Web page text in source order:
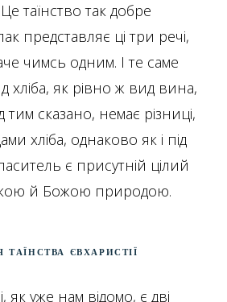
Це таїнство так добре
представляє ці три речі,
чимсь одним. І те саме
хліба, як рівно ж вид вина,
сказано, немає різниці,
хліба, однаково як і під
є присутній цілий
й Божою природою.
Таїнства Євхаристії
як уже нам відомо, є дві